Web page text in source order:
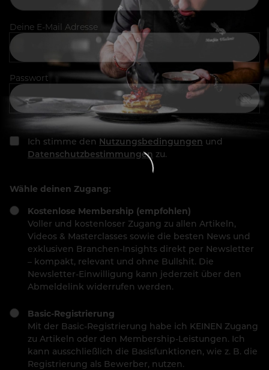
Deine E-Mail Adresse
Passwort
Ich stimme den Nutzungsbedingungen und
Datenschutzbestimmungen zu.
Wähle deinen Zugang:
Kostenlose Membership (empfohlen)
Voller und kostenloser Zugang zu allen Artikeln,
Videos & Masterclasses sowie die besten News und
exklusiven Branchen-Insights direkt per Newsletter
– kompakt, relevant und ohne Bullshit. Die
Newsletter-Einwilligung kann jederzeit über den
Abmeldelink widerrufen werden.
Basic-Registrierung
Mit der Basic-Registrierung habe ich KEINEN Zugang
zu Artikeln oder den Membership-Leistungen. Ich
kann ausschließlich die Basisfunktionen, wie z. B. die
Registrierung als Bewerber, nutzen.